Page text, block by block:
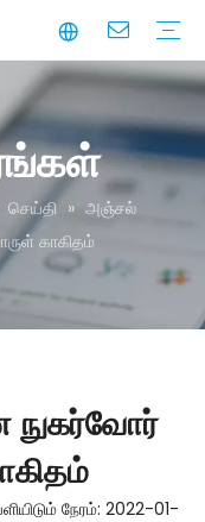
செய்தி » அஞ்சல்
காகிதம்
நுகர்வோர்
நேரம்: 2022-01-